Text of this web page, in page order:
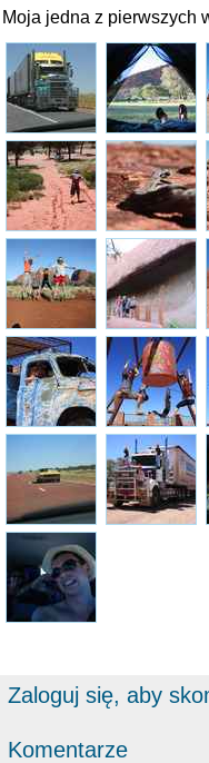
Moja jedna z pierwszych
Zaloguj się, aby
Komentarze